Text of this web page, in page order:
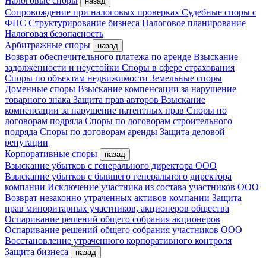
Сопровождение при налоговых проверках Судебные споры с
ФНС Структурирование бизнеса Налоговое планирование
Налоговая безопасность
Арбитражные споры
назад
Возврат обеспечительного платежа по аренде Взыскание
задолженности и неустойки Споры в сфере страхования
Споры по объектам недвижимости Земельные споры
Доменные споры Взыскание компенсации за нарушение
товарного знака Защита прав авторов Взыскание
компенсации за нарушение патентных прав Споры по
договорам подряда Споры по договорам строительного
подряда Споры по договорам аренды Защита деловой
репутации
Корпоративные споры
назад
Взыскание убытков с генерального директора ООО
Взыскание убытков с бывшего генерального директора
компании Исключение участника из состава участников ООО
Возврат незаконно утраченных активов компании Защита
прав миноритарных участников, акционеров общества
Оспаривание решений общего собрания акционеров
Оспаривание решений общего собрания участников ООО
Восстановление утраченного корпоративного контроля
Защита бизнеса
назад